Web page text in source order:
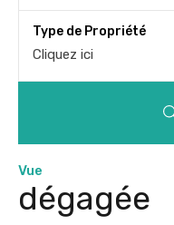
Type de Propriété
Cliquez ici
Vue
dégagée